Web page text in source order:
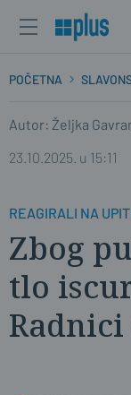
POČETNA
Autor: Željka
23.10.2025. u 15:11
REAGIRALI NA
Zbog
tlo